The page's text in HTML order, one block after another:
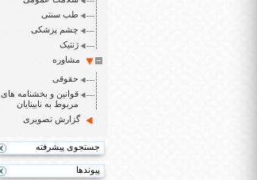
طب سنتی
چشم پزشکی
ژنتیک
مشاوره
حقوقی
قوانین و بخشنامه های
مربوط به نابینایان
گزارش تصویری
جستجوی پیشرفته
پیوندها